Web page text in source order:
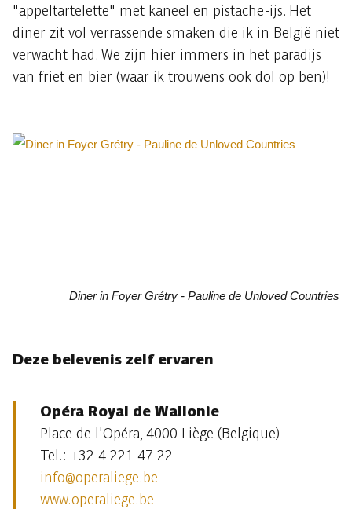
"appeltartelette" met kaneel en pistache-ijs. Het
diner zit vol verrassende smaken die ik in België niet
verwacht had. We zijn hier immers in het paradijs
van friet en bier (waar ik trouwens ook dol op ben)!
Diner in Foyer Grétry - Pauline de Unloved Countries
Deze belevenis zelf ervaren
Opéra Royal de Wallonie
Place de l'Opéra, 4000 Liège (Belgique)
Tel.: +32 4 221 47 22
info@operaliege.be
www.operaliege.be